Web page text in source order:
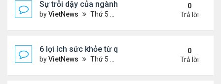
Sự trỗi dậy của ngành bán dẫn Đài Loan
byVietNews Thứ 5 Tháng 4 28, 2022 2:44 pm
0
Trả lời
6 lợi ích sức khỏe từ quả mận
byVietNews Thứ 5 Tháng 4 28, 2022 1:56 pm
0
Trả lời